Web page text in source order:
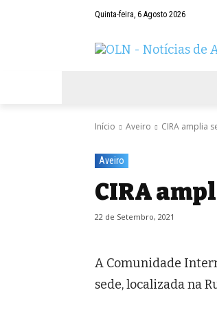
Quinta-feira, 6 Agosto 2026
Início Aveiro CIRA amplia
Aveiro
CIRA
22 de Setembro, 2021
A Comunidade
sede, localizada na